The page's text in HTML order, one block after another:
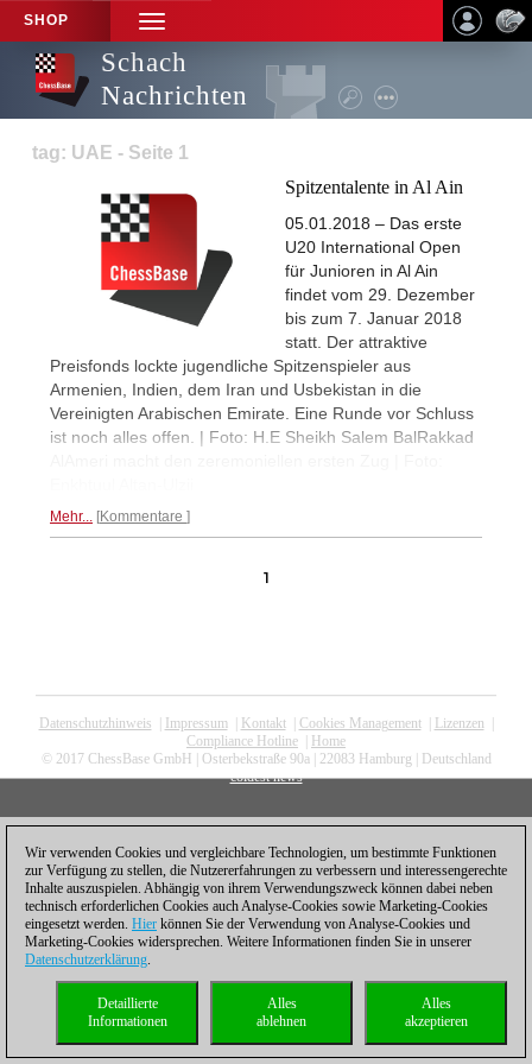
SHOP
TOGGLE
NAVIGATION
Schach
Nachrichten
tag: UAE - Seite 1
Spitzentalente in Al Ain
05.01.2018 – Das erste
U20 International Open
für Junioren in Al Ain
findet vom 29. Dezember
bis zum 7. Januar 2018
statt. Der attraktive
Preisfonds lockte jugendliche Spitzenspieler aus
Armenien, Indien, dem Iran und Usbekistan in die
Vereinigten Arabischen Emirate. Eine Runde vor Schluss
ist noch alles offen. | Foto: H.E Sheikh Salem BalRakkad
Mehr... Kommentare
1
Datenschutzhinweis Impressum| Kontakt| Cookies Management| Lizenzen
Compliance Hotline
Home
© 2017 ChessBase GmbH | Osterbekstraße 90a | 22083 Hamburg | Deutschland
coldest news
Wir verwenden Cookies und vergleichbare Technologien, um bestimmte Funktionen
zur Verfügung zu stellen, die Nutzererfahrungen zu verbessern und interessengerechte
Inhalte auszuspielen. Abhängig von ihrem Verwendungszweck können dabei neben
technisch erforderlichen Cookies auch Analyse-Cookies sowie Marketing-Cookies
eingesetzt werden. Hier können Sie der Verwendung von Analyse-Cookies und
Marketing-Cookies widersprechen. Weitere Informationen finden Sie in unserer
Datenschutzerklärung.
Alles
akzeptieren
Alles
ablehnen
Detaillierte
Informationen